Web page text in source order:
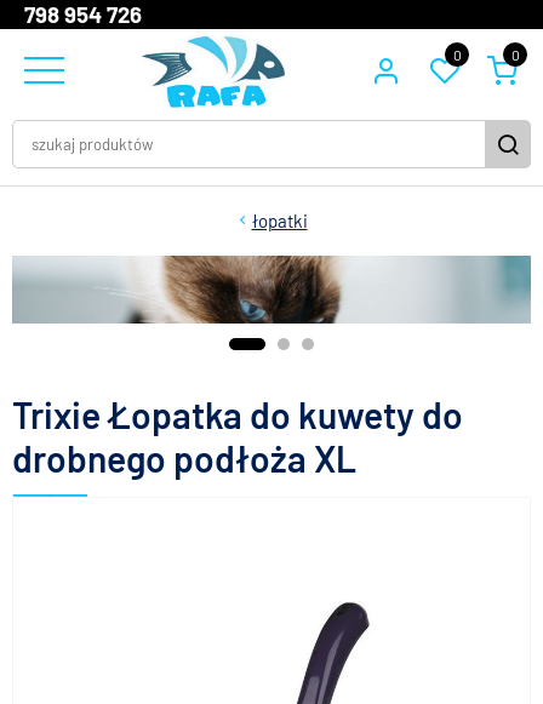
798 954 726
0 0
łopatki
Trixie Łopatka do kuwety do
drobnego podłoża XL